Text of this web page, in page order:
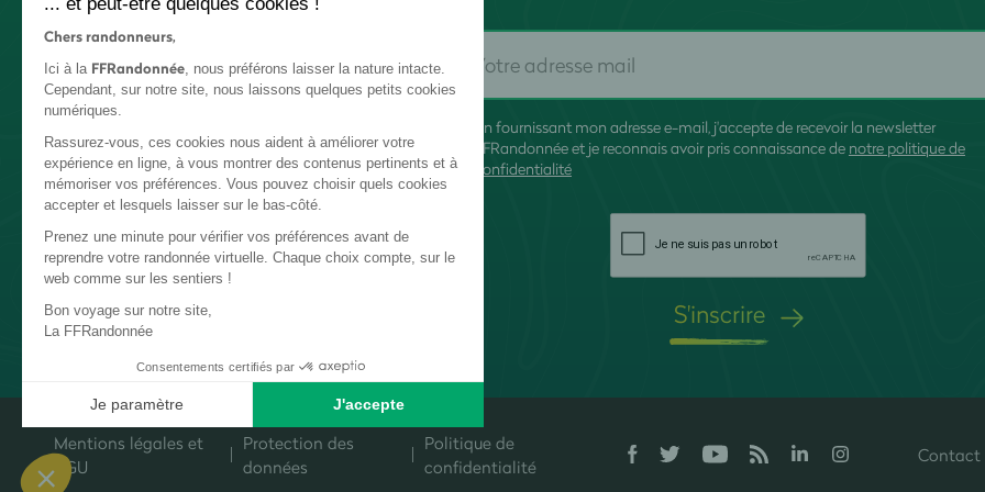
En fournissant mon adresse e-mail, j'accepte de recevoir la newsletter
FFRandonnée et je reconnais avoir pris connaissance de notre politique de
confidentialité
S'inscrire
Mentions légales et
CGU
Protection des
données
Politique de
confidentialité
Contact
Chers randonneurs,
Ici à la FFRandonnée, nous préférons laisser la nature intacte.
Cependant, sur notre site, nous laissons quelques petits cookies
numériques.
Rassurez-vous, ces cookies nous aident à améliorer votre
expérience en ligne, à vous montrer des contenus pertinents et à
mémoriser vos préférences. Vous pouvez choisir quels cookies
accepter et lesquels laisser sur le bas-côté.
Prenez une minute pour vérifier vos préférences avant de
reprendre votre randonnée virtuelle. Chaque choix compte, sur le
web comme sur les sentiers !
Bon voyage sur notre site,
La FFRandonnée
Consentements certifiés par
Je paramètre
J'accepte
Axeptio consent
Plateforme de Gestion du Consentement : Personnalisez vos Options
Notre plateforme vous permet d'adapter et de gérer vos paramètres de confidentialité, en garantissant la conformité avec les réglementations.